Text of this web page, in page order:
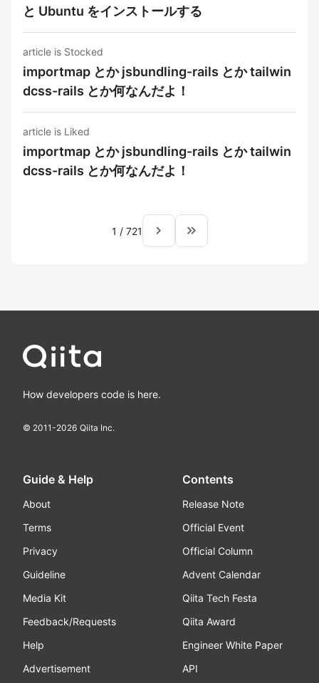
と Ubuntu をインストールする
article is Stocked
importmap とか jsbundling-rails とか tailwin
dcss-rails とか何なんだよ！
article is Liked
importmap とか jsbundling-rails とか tailwin
dcss-rails とか何なんだよ！
1 / 721 navigate_next keyboard_double_arrow_right
How developers code is here.
© 2011-2026 Qiita Inc.
Guide & Help
About
Terms
Privacy
Guideline
Media Kit
Feedback/Requests
Help
Advertisement
Contents
Release Note
Official Event
Official Column
Advent Calendar
Qiita Tech Festa
Qiita Award
Engineer White Paper
API